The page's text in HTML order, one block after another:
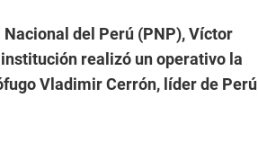
del Perú (PNP), Víctor
realizó un operativo la
Vladimir Cerrón, líder de Perú